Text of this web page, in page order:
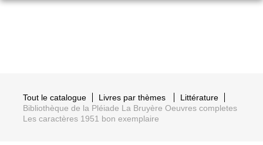
Tout le catalogue Livres par thèmes
Littérature
Bibliothèque de la Pléiade La Bruyère Oeuvres completes
Les caractères 1951 bon exemplaire